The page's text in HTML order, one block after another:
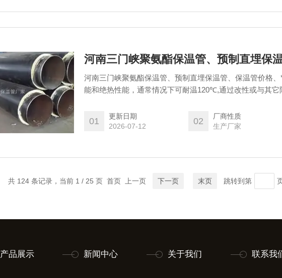
河南三门峡聚氨酯保温管、预制直埋保
河南三门峡聚氨酯保温管、预制直埋保温管、保温管价格
能和绝热性能，通常情况下可耐温120℃,通过改性或与其
有一定的粘接强度，使钢管、外套管及保温层三者之间形
01
更新日期
2026-07-12
02
厂商性质
生产厂家
共 124 条记录，当前 1 / 25 页 首页 上一页 下一页 末页 跳转到第
产品展示 新闻中心 关于我们 联系我